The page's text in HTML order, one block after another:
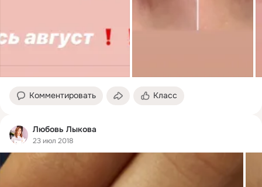
Комментировать Класс
Любовь Лыкова
23 июл 2018